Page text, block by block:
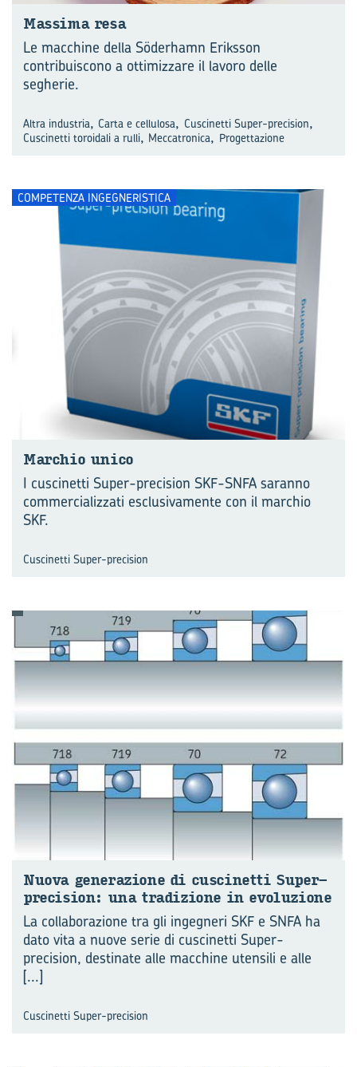
Mas­si­ma resa
Le macchine della Söderhamn Eriksson
contribuiscono a ottimizzare il lavoro delle
segherie.
Altra industria, Carta e cellulosa, Cuscinetti Super-precision,
Cuscinetti toroidali a rulli, Meccatronica, Progettazione
COMPETENZA INGEGNERISTICA
Mar­chio unico
I cuscinetti Super-precision SKF-SNFA saranno
commercializzati esclusivamente con il marchio
SKF.
Cuscinetti Super-precision
Nuova ge­ne­ra­zio­ne di cu­sci­net­ti Super-​
precision: una tra­di­zio­ne in evo­lu­zio­ne
La collaborazione tra gli ingegneri SKF e SNFA ha
dato vita a nuove serie di cuscinetti Super-
precision, destinate alle macchine utensili e alle
[...]
Cuscinetti Super-precision